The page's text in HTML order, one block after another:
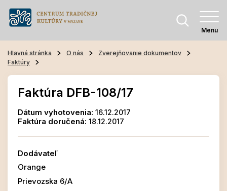
Menu
Hlavná stránka O nás
Zverejňovanie dokumentov
Faktúry
Faktúra DFB-108/17
Dátum vyhotovenia: 16.12.2017
Faktúra doručená: 18.12.2017
Dodávateľ
Orange
Prievozska 6/A